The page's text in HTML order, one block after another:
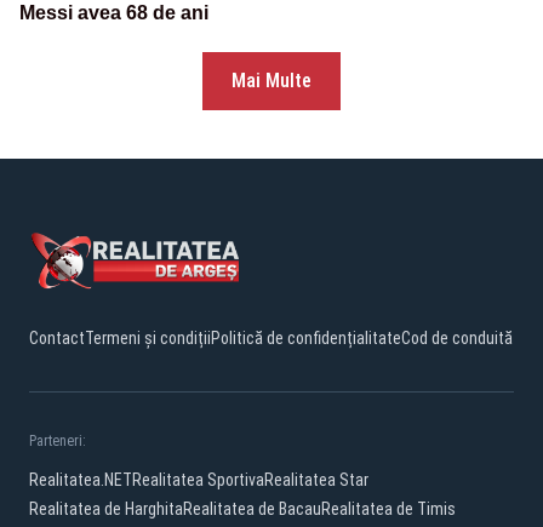
Messi avea 68 de ani
Mai Multe
ContactTermeni și condițiiPolitică de confidențialitateCod de conduită
Parteneri:
Realitatea.NETRealitatea SportivaRealitatea Star
Realitatea de HarghitaRealitatea de BacauRealitatea de Timis